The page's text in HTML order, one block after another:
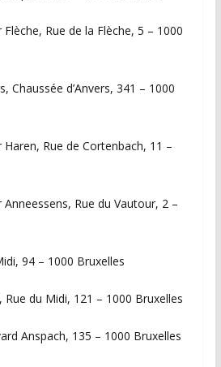
Rue de la Flèche, 5 – 1000
Chaussée d’Anvers, 341 – 1000
Rue de Cortenbach, 11 –
Rue du Vautour, 2 –
94 – 1000 Bruxelles
du Midi, 121 – 1000 Bruxelles
Anspach, 135 – 1000 Bruxelles